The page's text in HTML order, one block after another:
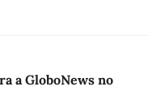
a GloboNews no